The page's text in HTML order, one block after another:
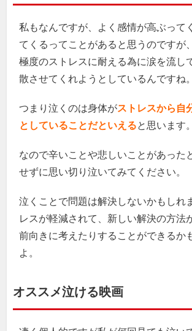
私もなんですが、よく感情が高ぶって
てくるってことがあると思うのですが
極度のストレスに耐える為に涙を流し
散させてくれようとしているんですね。
つまり泣くのは身体がストレスから自
としていることだといえると思います。
なので辛いことや悲しいことがあった
せずに思い切り泣いてみてください。
泣くことで問題は解決しないかもしれ
レスが軽減されて、新しい解決の方法
前向きに考えたりすることができるか
よ。
オススメ泣ける映画